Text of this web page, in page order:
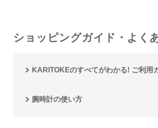
ショッピングガイド・よく
KARITOKEのすべてがわかる! ご利用
腕時計の使い方